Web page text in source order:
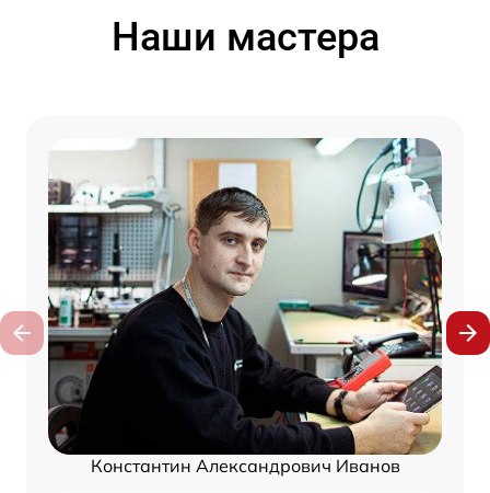
Наши мастера
Константин Александрович Иванов